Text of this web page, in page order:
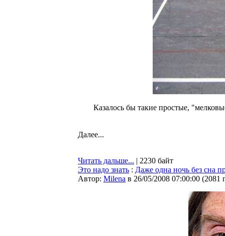
Казалось бы такие простые,
Далее...
Читать дальше... | 2230 байт
Это надо знать : Даже одна ночь без сна
Автор: Milena в 26/05/2008 07:00:00 (2081